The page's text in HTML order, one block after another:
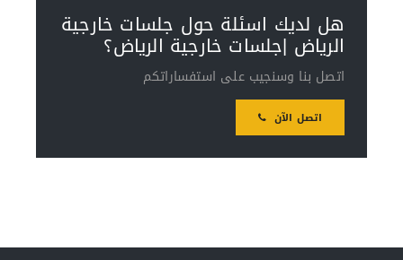
هل لديك اسئلة حول جلسات خارجية
الرياض |جلسات خارجية الرياض؟
اتصل بنا وسنجيب على استفساراتكم
اتصل الآن